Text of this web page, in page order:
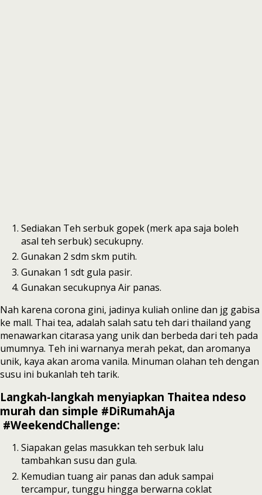
Sediakan Teh serbuk gopek (merk apa saja boleh
asal teh serbuk) secukupny.
Gunakan 2 sdm skm putih.
Gunakan 1 sdt gula pasir.
Gunakan secukupnya Air panas.
Nah karena corona gini, jadinya kuliah online dan jg gabisa
ke mall. Thai tea, adalah salah satu teh dari thailand yang
menawarkan citarasa yang unik dan berbeda dari teh pada
umumnya. Teh ini warnanya merah pekat, dan aromanya
unik, kaya akan aroma vanila. Minuman olahan teh dengan
susu ini bukanlah teh tarik.
Langkah-langkah menyiapkan Thaitea ndeso
murah dan simple #DiRumahAja
#WeekendChallenge:
Siapakan gelas masukkan teh serbuk lalu
tambahkan susu dan gula.
Kemudian tuang air panas dan aduk sampai
tercampur, tunggu hingga berwarna coklat